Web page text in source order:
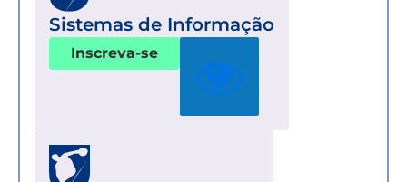
Sistemas de Informação
Inscreva-se